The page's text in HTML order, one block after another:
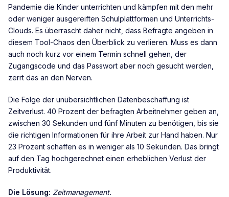
Pandemie die Kinder unterrichten und kämpfen mit den mehr
oder weniger ausgereiften Schulplattformen und Unterrichts-
Clouds. Es überrascht daher nicht, dass Befragte angeben in
diesem Tool-Chaos den Überblick zu verlieren. Muss es dann
auch noch kurz vor einem Termin schnell gehen, der
Zugangscode und das Passwort aber noch gesucht werden,
zerrt das an den Nerven.
Die Folge der unübersichtlichen Datenbeschaffung ist
Zeitverlust. 40 Prozent der befragten Arbeitnehmer geben an,
zwischen 30 Sekunden und fünf Minuten zu benötigen, bis sie
die richtigen Informationen für ihre Arbeit zur Hand haben. Nur
23 Prozent schaffen es in weniger als 10 Sekunden. Das bringt
auf den Tag hochgerechnet einen erheblichen Verlust der
Produktivität.
Die Lösung: Zeitmanagement.